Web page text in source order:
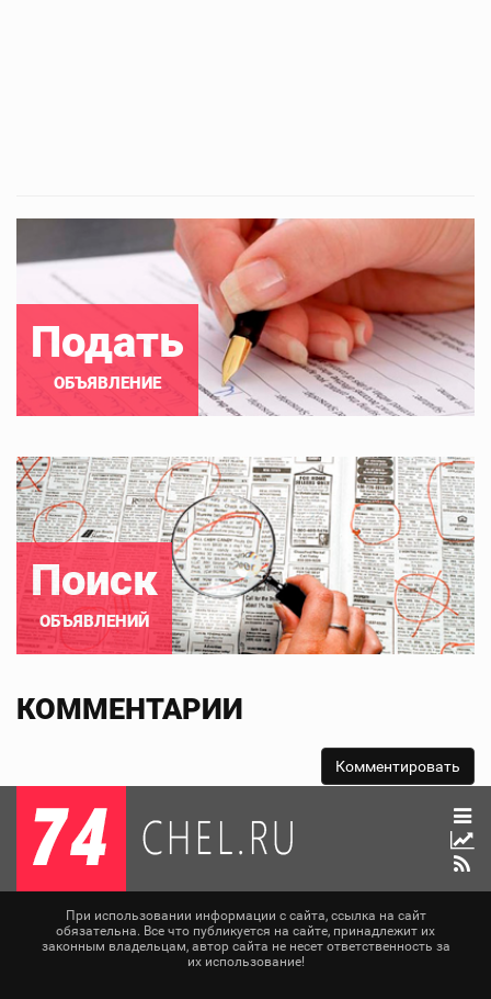
Подать
ОБЪЯВЛЕНИЕ
Поиск
ОБЪЯВЛЕНИЙ
КОММЕНТАРИИ
При использовании информации с сайта, ссылка на сайт
обязательна. Все что публикуется на сайте, принадлежит их
законным владельцам, автор сайта не несет ответственность за
их использование!